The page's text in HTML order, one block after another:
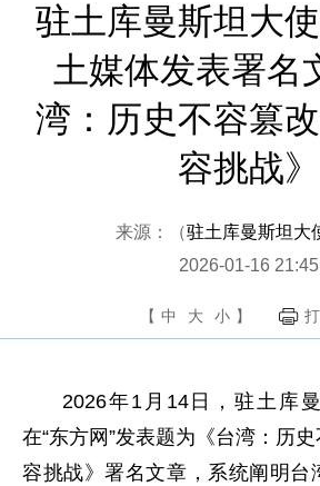
驻土库曼斯坦大
土媒体发表署名
湾：历史不容篡
容挑战》
来源：（驻土库曼斯坦大
2026-01-16 21:45
【 中 大 小 】
2026年1月14日，驻土库
在“东方网”发表题为《台湾：历
容挑战》署名文章，系统阐明台